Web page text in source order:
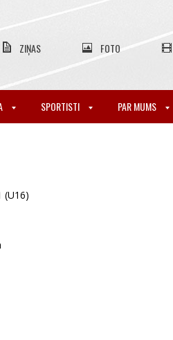
ZIŅAS FOTO
SPORTISTI PAR MUMS
(U16)